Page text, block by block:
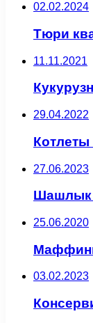
02.02.2024
Тюри
11.11.2021
29.04.2022
Котлеты
27.06.2023
Шашлык
25.06.2020
03.02.2023